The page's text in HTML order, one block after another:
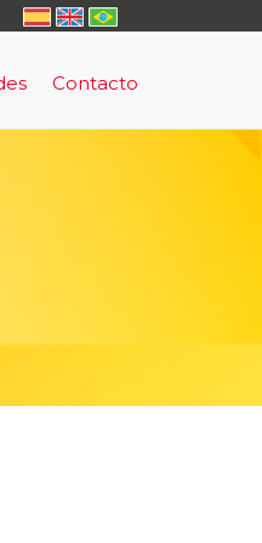
Contacto